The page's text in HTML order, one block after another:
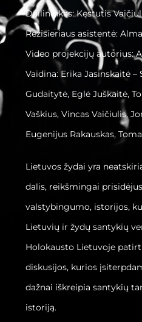
Dailininkas: Kęstutis
Režisieriaus asistentė:
Video projekcijų autorius:
Vaidina: Erika Jasinskaitė –
Gudaitytė, Eglė Juškaitė,
Vaškius, Vincas Vaičiulis,
Eugenijus Rakauskas,
Lietuvos žydai yra
dalis, reikšmingai
valstybingumo, istorijos,
Lietuvių ir žydų santykių
Holokausto Lietuvoje
diskusijos, kurios
dažnai iškreipia santykių
istoriją.